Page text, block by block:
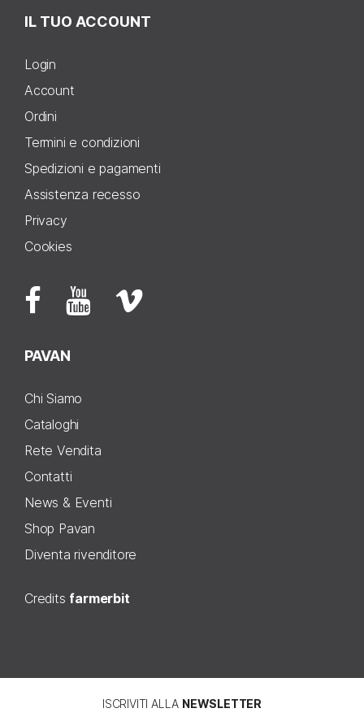
IL TUO ACCOUNT
Login
Account
Ordini
Termini e condizioni
Spedizioni e pagamenti
Assistenza recesso
Privacy
Cookies
PAVAN
Chi Siamo
Cataloghi
Rete Vendita
Contatti
News & Eventi
Shop Pavan
Diventa rivenditore
Credits farmerbit
ISCRIVITI ALLA NEWSLETTER